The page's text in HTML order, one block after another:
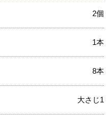
2個
1本
8本
大さじ1